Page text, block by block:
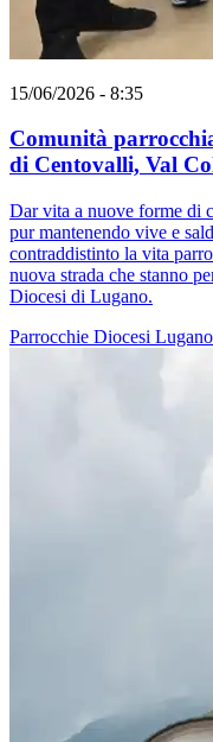
15/06/2026 - 8:35
Comunità
di Centovalli, Val
Dar vita a nuove forme di
pur mantenendo vive e
contraddistinto la vita
nuova strada che stanno
Diocesi di Lugano.
Parrocchie Diocesi Lugano